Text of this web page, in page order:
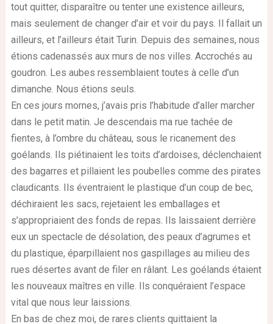
tout quitter, disparaître ou tenter une existence ailleurs,
mais seulement de changer d’air et voir du pays. Il fallait un
ailleurs, et l’ailleurs était Turin. Depuis des semaines, nous
étions cadenassés aux murs de nos villes. Accrochés au
goudron. Les aubes ressemblaient toutes à celle d’un
dimanche. Nous étions seuls.
En ces jours mornes, j’avais pris l’habitude d’aller marcher
dans le petit matin. Je descendais ma rue tachée de
fientes, à l’ombre du château, sous le ricanement des
goélands. Ils piétinaient les toits d’ardoises, déclenchaient
des bagarres et pillaient les poubelles comme des pirates
claudicants. Ils éventraient le plastique d’un coup de bec,
déchiraient les sacs, rejetaient les emballages et
s’appropriaient des fonds de repas. Ils laissaient derrière
eux un spectacle de désolation, des peaux d’agrumes et
du plastique, éparpillaient nos gaspillages au milieu des
rues désertes avant de filer en râlant. Les goélands étaient
les nouveaux maîtres en ville. Ils conquéraient l’espace
vital que nous leur laissions.
En bas de chez moi, de rares clients quittaient la